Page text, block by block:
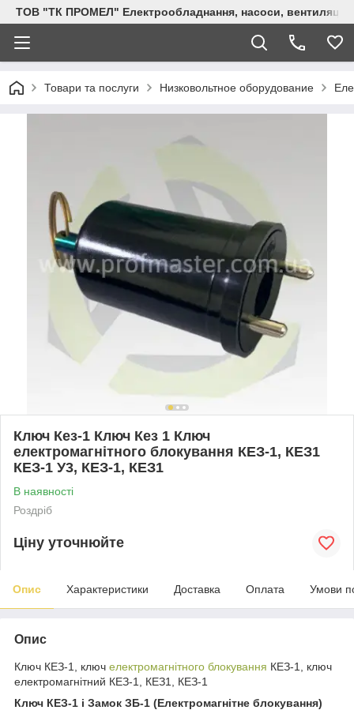
ТОВ "ТК ПРОМЕЛ" Електрообладнання, насоси, вентиляція,
Товари та послуги Низковольтное оборудование
Ключ Кез-1 Ключ Кез 1 Ключ
електромагнітного блокування КЕЗ-1, КЕЗ1
КЕЗ-1 У3, КЕЗ-1, КЕЗ1
В наявності
Роздріб
Ціну уточнюйте
Опис Характеристики Доставка Оплата Умови
Опис
Ключ КЕЗ-1, ключ електромагнітного блокування КЕЗ-1, ключ
електромагнітний КЕЗ-1, КЕЗ1, КЕЗ-1
Ключ КЕЗ-1 і Замок ЗБ-1 (Електромагнітне блокування)